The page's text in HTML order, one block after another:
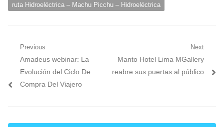
ruta Hidroeléctrica – Machu Picchu – Hidroeléctrica
Navegación
entradas
Previous
Previous
post:
Amadeus webinar: La
Evolución del Ciclo De
Compra Del Viajero
Next
Next
post:
Manto Hotel Lima MGallery
reabre sus puertas al público